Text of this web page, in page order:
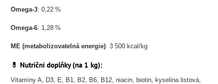
Omega-3: 0,22 %
Omega-6: 1,28 %
ME (metabolizovatelná energie): 3 500 kcal/kg
💊 Nutriční doplňky (na 1 kg):
Vitamíny A, D3, E, B1, B2, B6, B12, niacin, biotin, kyselina listová,